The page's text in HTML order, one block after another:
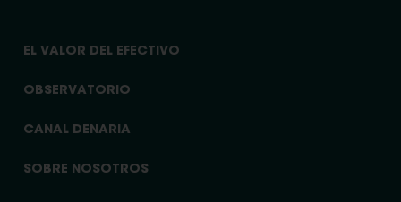
EL VALOR DEL EFECTIVO
OBSERVATORIO
CANAL DENARIA
SOBRE NOSOTROS